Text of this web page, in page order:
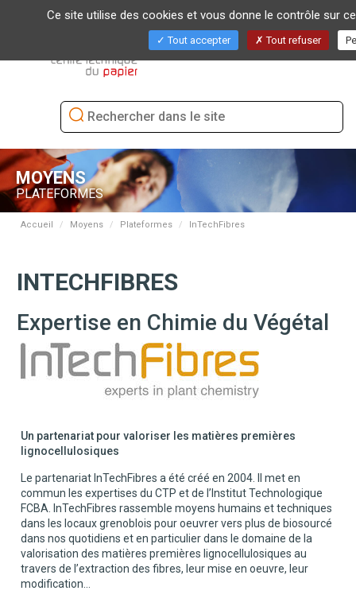
MOYENS
PLATEFORMES
Accueil Moyens Plateformes InTechFibres
INTECHFIBRES
Expertise en Chimie du Végétal
Un partenariat pour valoriser les matières premières
lignocellulosiques
Le partenariat InTechFibres a été créé en 2004. Il met en
commun les expertises du CTP et de l’Institut Technologique
FCBA. InTechFibres rassemble moyens humains et techniques
dans les locaux grenoblois pour oeuvrer vers plus de biosourcé
dans nos quotidiens et en particulier dans le domaine de la
valorisation des matières premières lignocellulosiques au
travers de l’extraction des fibres, leur mise en oeuvre, leur
modification…
Ce site utilise des cookies et vous donne le contrôle sur
Tout accepter Tout refuser